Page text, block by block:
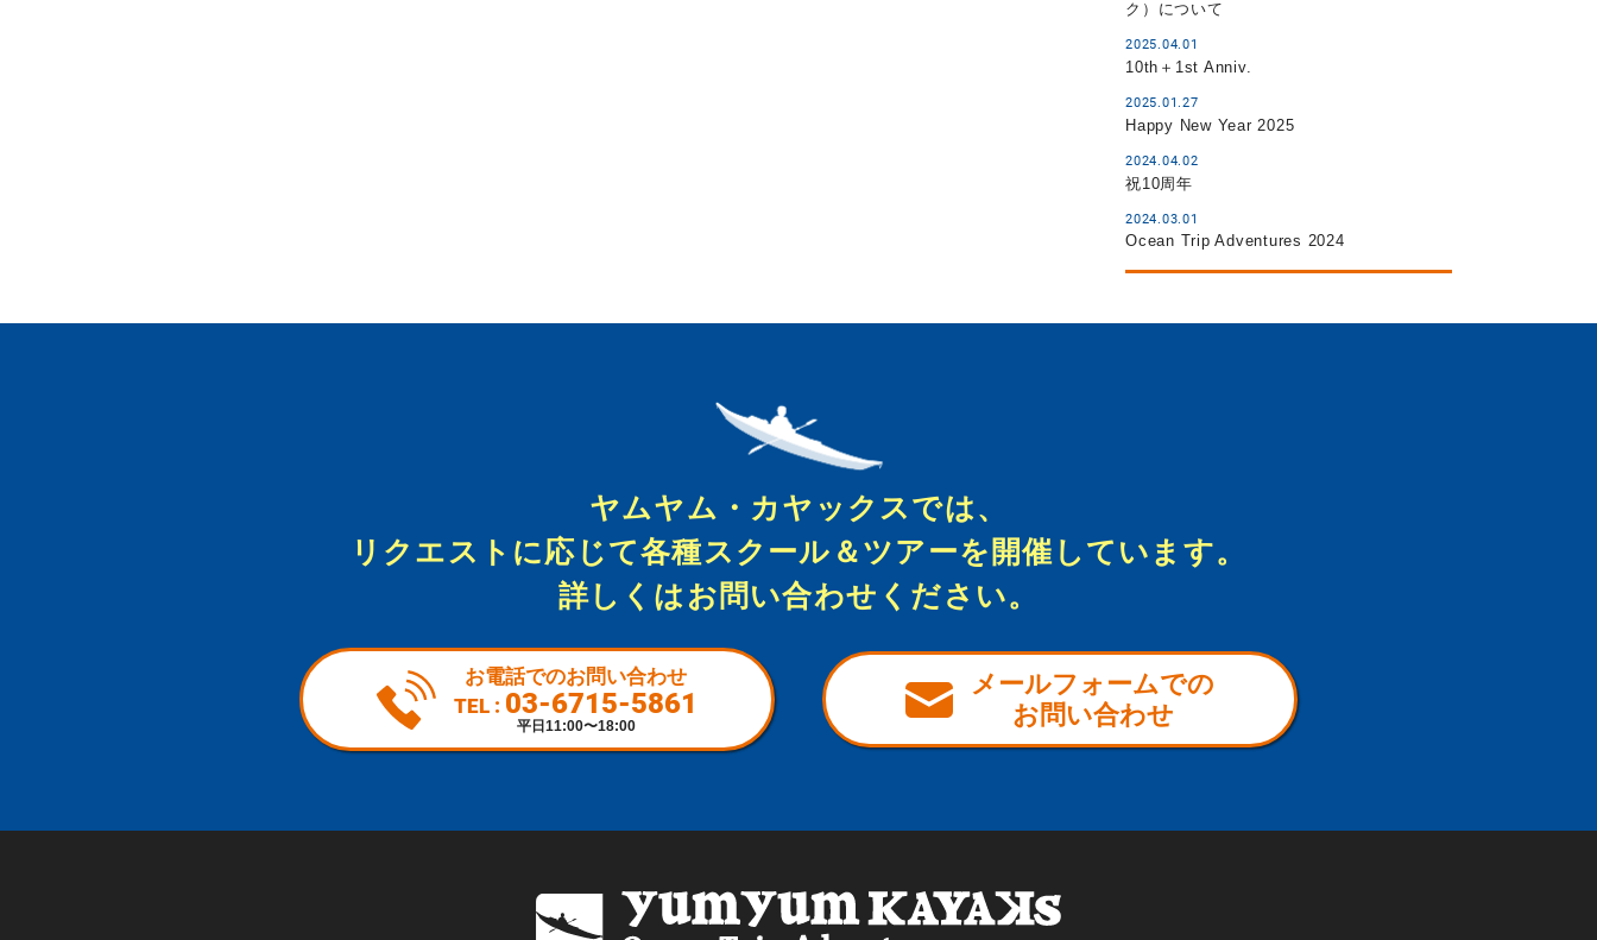
ク）について
2025.04.01
10th＋1st Anniv.
2025.01.27
Happy New Year 2025
2024.04.02
祝10周年
2024.03.01
Ocean Trip Adventures 2024
ヤムヤム・カヤックスでは、
リクエストに応じて各種スクール＆ツアーを開催しています。
詳しくはお問い合わせください。
お電話でのお問い合わせ
TEL : 03-6715-5861
平日11:00〜18:00
メールフォームでの
お問い合わせ